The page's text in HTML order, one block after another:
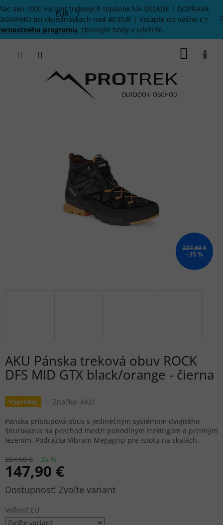
Prejsť
na
obsah
ako 1000 variant trekových topánok NA SKLADE | DOPRAVA
pri objednávkach nad 40 EUR | Vstúpte do nášho 👉
programu, zbierajte body a ušetrite.
EUR
227,60 €
–35 %
AKU Pánska treková obuv ROCK
DFS MID GTX black/orange - čierna
Výpredaj Značka: AKU
227,60 € –35 %
147,90 €
Jednotková
Zvoľte variant
Veľkosť EU
Pánska prístupová obuv s jedinečným systémom dvojitého
šnurovania na prechod medzi pohodlným trekingom a presným
lezením. Podrážka Vibram Megagrip pre istotu na skalách.